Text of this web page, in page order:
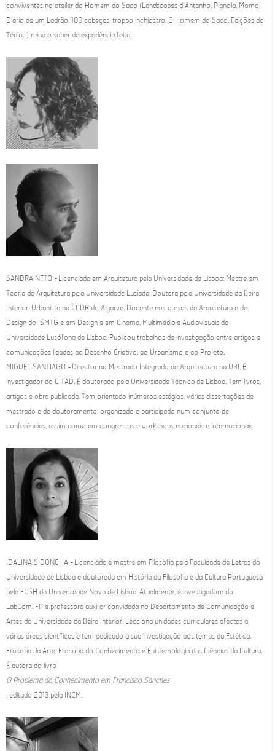
conviventes no ateiler do Homem do Saco (Landscapes d’Antanho, Pianola, Momo,
Diário de um Ladrão, 100 cabeças, troppo inchiostro, O Homem do Saco, Edições do
Tédio...) reina o saber de experiência feito.
SANDRA NETO - Licenciada em Arquitetura pela Universidade de Lisboa; Mestre em
Teoria da Arquitetura pela Universidade Lusíada; Doutora pela Universidade da Beira
Interior. Urbanista na CCDR do Algarve. Docente nos cursos de Arquitetura e de
Design do ISMTG e em Design e em Cinema, Multimédia e Audiovisuais da
Universidade Lusófona de Lisboa. Publicou trabalhos de investigação entre artigos e
comunicações ligadas ao Desenho Criativo, ao Urbanismo e ao Projeto.
MIGUEL SANTIAGO - Director no Mestrado Integrado de Arquitectura na UBI. É
investigador do CITAD. É doutorado pela Universidade Técnica de Lisboa. Tem livros,
artigos e obra publicada. Tem orientado inúmeros estágios, várias dissertações de
mestrado e de doutoramento; organizado e participado num conjunto de
conferências, assim como em congressos e workshops nacionais e internacionais.
IDALINA SIDONCHA - Licenciada e mestre em Filosofia pela Faculdade de Letras da
Universidade de Lisboa e doutorada em História da Filosofia e da Cultura Portuguesa
pela FCSH da Universidade Nova de Lisboa. Atualmente, é investigadora do
LabCom.IFP e professora auxiliar convidada no Departamento de Comunicação e
Artes da Universidade da Beira Interior. Lecciona unidades curriculares afectas a
várias áreas científicas e tem dedicado a sua investigação aos temas da Estética,
Filosofia da Arte, Filosofia do Conhecimento e Epistemologia das Ciências da Cultura.
É autora do livro
O Problema do Conhecimento em Francisco Sanches
, editado 2013 pela INCM.